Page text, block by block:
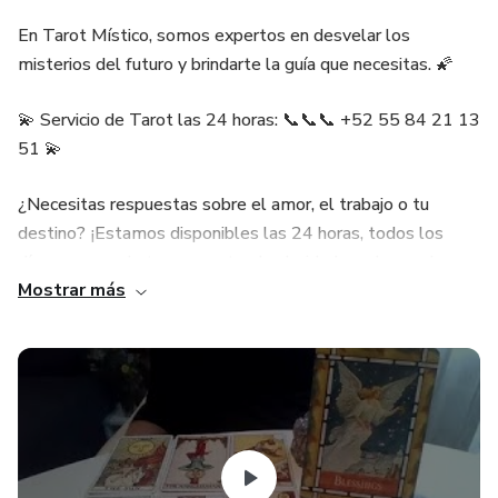
En Tarot Místico, somos expertos en desvelar los
misterios del futuro y brindarte la guía que necesitas. 🌠
💫 Servicio de Tarot las 24 horas: 📞📞📞 +52 55 84 21 13
51 💫
¿Necesitas respuestas sobre el amor, el trabajo o tu
destino? ¡Estamos disponibles las 24 horas, todos los
Llámanos ahora mismo al 📞📞📞 +52 55 84 21 13 51 y
Descubre lo que los astros tienen reservado para ti,
¡nuestros videntes te esperan!
🌌 Encuentra la Respuesta en el Universo 🌌
Mostrar más